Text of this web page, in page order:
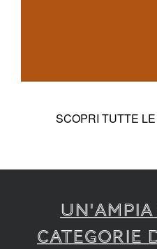
SCOPRI TUTTE
UN'AMPIA
CATEGORIE